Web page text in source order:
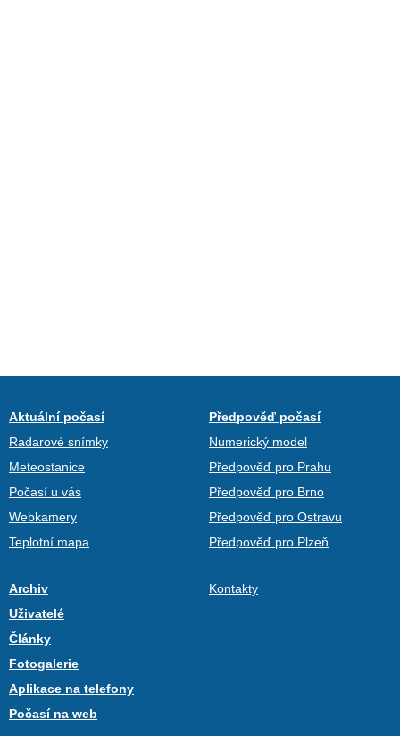
Aktuální počasí
Radarové snímky
Meteostanice
Počasí u vás
Webkamery
Teplotní mapa
Předpověď počasí
Numerický model
Předpověď pro Prahu
Předpověď pro Brno
Předpověď pro Ostravu
Předpověď pro Plzeň
Archiv
Uživatelé
Články
Fotogalerie
Aplikace na telefony
Počasí na web
Kontakty